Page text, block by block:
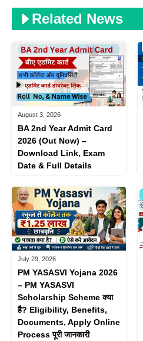
Related News
August 3, 2026
BA 2nd Year Admit Card
2026 (Out Now) –
Download Link, Exam
Date & Full Details
July 29, 2026
PM YASASVI Yojana 2026
– PM YASASVI
Scholarship Scheme क्या
है? Eligibility, Benefits,
Documents, Apply Online
Process पूरी जानकारी